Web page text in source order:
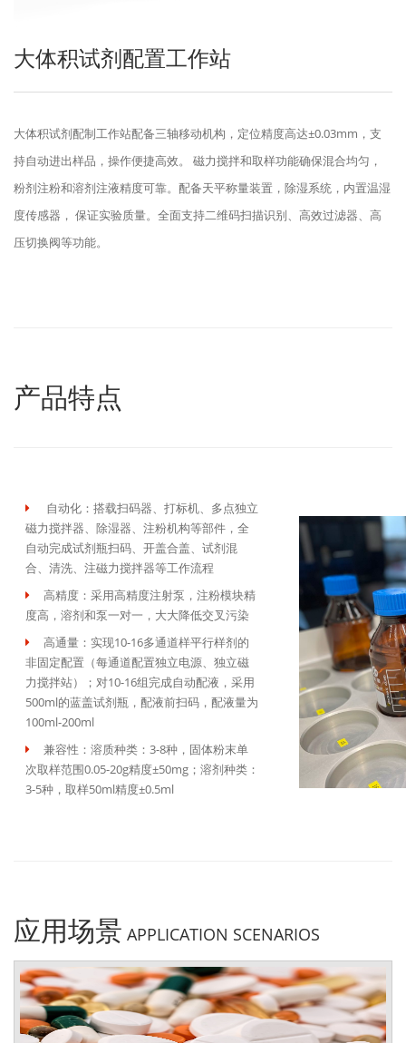
大体积试剂配置工作站
大体积试剂配制工作站配备三轴移动机构，定位精度高达±0.03mm，支
持自动进出样品，操作便捷高效。 磁力搅拌和取样功能确保混合均匀，
粉剂注粉和溶剂注液精度可靠。配备天平称量装置，除湿系统，内置温湿
度传感器， 保证实验质量。全面支持二维码扫描识别、高效过滤器、高
压切换阀等功能。
产品特点
自动化：搭载扫码器、打标机、多点独立
磁力搅拌器、除湿器、注粉机构等部件，全
自动完成试剂瓶扫码、开盖合盖、试剂混
合、清洗、注磁力搅拌器等工作流程
高精度：采用高精度注射泵，注粉模块精
度高，溶剂和泵一对一，大大降低交叉污染
高通量：实现10-16多通道样平行样剂的
非固定配置（每通道配置独立电源、独立磁
力搅拌站）；对10-16组完成自动配液，采用
500ml的蓝盖试剂瓶，配液前扫码，配液量为
100ml-200ml
兼容性：溶质种类：3-8种，固体粉末单
次取样范围0.05-20g精度±50mg；溶剂种类：
3-5种，取样50ml精度±0.5ml
应用场景 APPLICATION SCENARIOS